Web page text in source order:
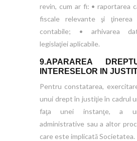
revin, cum ar fi: • raportarea
fiscale relevante şi ţinerea
contabile; • arhivarea
legislaţiei aplicabile.
9.APARAREA
INTERESELOR IN
Pentru constatarea,
unui drept în justiţie în cadrul
faţa unei instanţe, a
administrative sau a altor
care este implicată Societatea.